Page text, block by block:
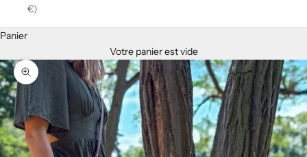
€)
Panier
Votre panier est vide
Zoomer sur l'image